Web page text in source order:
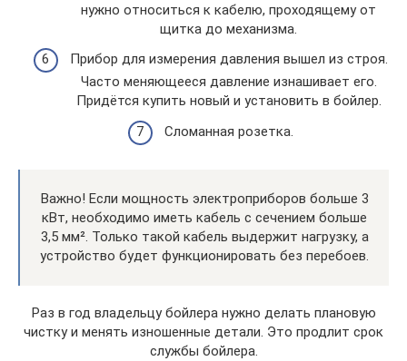
нужно относиться к кабелю, проходящему от
щитка до механизма.
Прибор для измерения давления вышел из строя.
Часто меняющееся давление изнашивает его.
Придётся купить новый и установить в бойлер.
Сломанная розетка.
Важно! Если мощность электроприборов больше 3
кВт, необходимо иметь кабель с сечением больше
3,5 мм². Только такой кабель выдержит нагрузку, а
устройство будет функционировать без перебоев.
Раз в год владельцу бойлера нужно делать плановую
чистку и менять изношенные детали. Это продлит срок
службы бойлера.